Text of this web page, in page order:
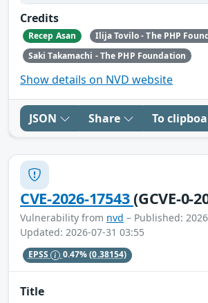
Credits
Recep Asan
Ilija Tovilo - The PHP
Saki Takamachi - The PHP Foundation
Show details on NVD website
JSON Share To
CVE-2026-17543(GCVE-0-
Vulnerability from nvd – Published:
Updated: 2026-07-31 03:55
EPSS 0.47%(0.38154)
Title